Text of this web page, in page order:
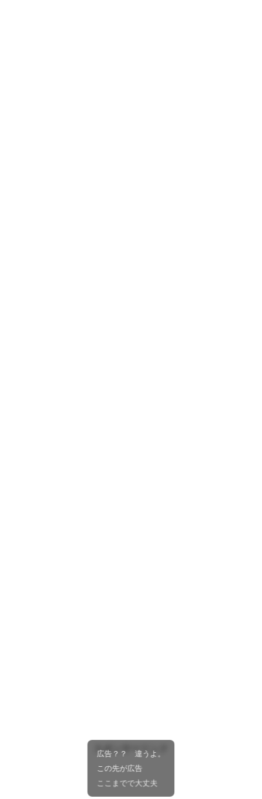
スポンサーリンク
広告？？ 違うよ。
この先が広告
ここまでで大丈夫